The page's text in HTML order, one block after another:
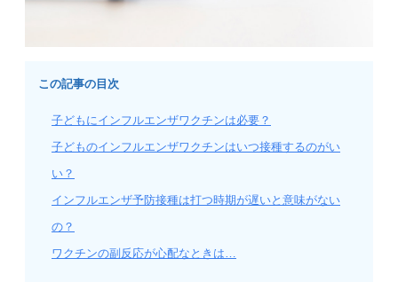
この記事の目次
子どもにインフルエンザワクチンは必要？
子どものインフルエンザワクチンはいつ接種するのがい
い？
インフルエンザ予防接種は打つ時期が遅いと意味がない
の？
ワクチンの副反応が心配なときは…